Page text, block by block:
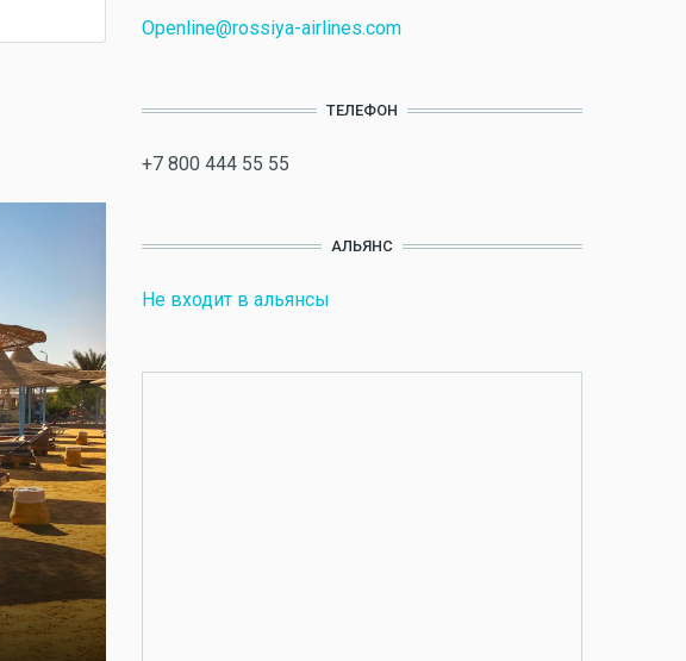
Openline@rossiya-airlines.com
ТЕЛЕФОН
+7 800 444 55 55
АЛЬЯНС
Не входит в альянсы